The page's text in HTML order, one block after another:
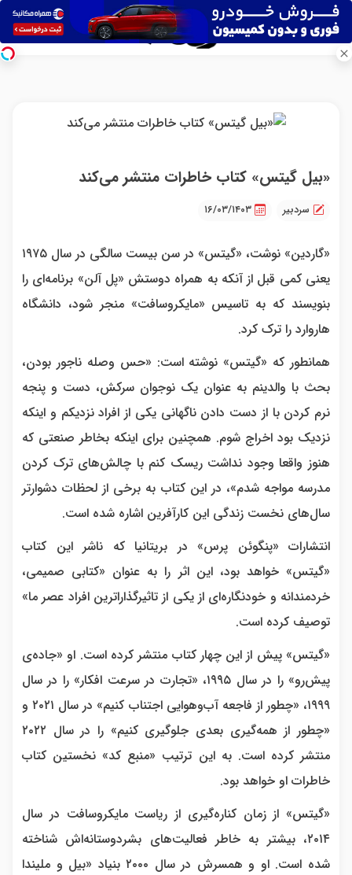
«بیل گیتس» کتاب خاطرات منتشر می‌کند
سردبیر ۱۶/۰۳/۱۴۰۳
«گاردین»‌ نوشت، «گیتس» در سن بیست سالگی در سال ۱۹۷۵
یعنی کمی قبل از آنکه به همراه دوستش «پل آلن»‌ برنامه‌ای را
بنویسند که به تاسیس «مایکروسافت»‌ منجر شود، دانشگاه
هاروارد را ترک کرد.
همانطور که «گیتس»‌ نوشته است:‌ «حس وصله ناجور بودن،‌
بحث با والدینم به عنوان یک نوجوان سرکش، دست و پنجه
نرم کردن با از دست دادن ناگهانی یکی از افراد نزدیکم و اینکه
نزدیک بود اخراج شوم. همچنین برای اینکه بخاطر صنعتی که
هنوز واقعا وجود نداشت ریسک کنم با چالش‌های ترک کردن
مدرسه مواجه شدم»، در این کتاب به برخی از لحظات دشوارتر
سال‌های نخست زندگی این کارآفرین اشاره شده است.
انتشارات «پنگوئن پرس»‌ در بریتانیا که ناشر این کتاب
«گیتس»‌ خواهد بود، این اثر را به عنوان «کتابی صمیمی،
خردمندانه و خودنگاره‌ای از یکی از تاثیرگذاراترین افراد عصر ما»
توصیف کرده است.
«گیتس» پیش از این چهار کتاب منتشر کرده است. او «جاده‌ی
پیش‌رو» را در سال ۱۹۹۵، «تجارت در سرعت افکار» را در سال
۱۹۹۹، «چطور از فاجعه آب‌وهوایی اجتناب کنیم» در سال ۲۰۲۱ و
«چطور از همه‌گیری بعدی جلوگیری کنیم»‌ را در سال ۲۰۲۲
منتشر کرده است. به این ترتیب «منبع کد»‌ نخستین کتاب
خاطرات او خواهد بود.
«گیتس» از زمان کناره‌گیری از ریاست مایکروسافت در سال
۲۰۱۴، بیشتر به خاطر فعالیت‌های بشردوستانه‌اش شناخته
شده است. او و همسرش در سال ۲۰۰۰ بنیاد «بیل و ملیندا